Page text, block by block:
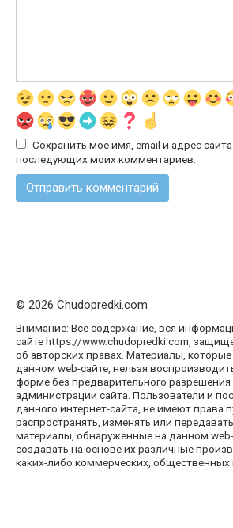
Сохранить моё имя, email и адрес
последующих моих комментариев.
© 2026 Chudopredki.com
Внимание: Все содержание, вся
сайте https://www.chudopredki.com,
об авторских правах. Материалы, которые
данном web-сайте, нельзя
форме без предварительного разрешения
администрации сайта. Пользователи и
данного интернет-сайта, не имеют права
распространять, изменять или
материалы, обнаруженные на данном
создавать на основе их различные
каких-либо коммерческих, общественных